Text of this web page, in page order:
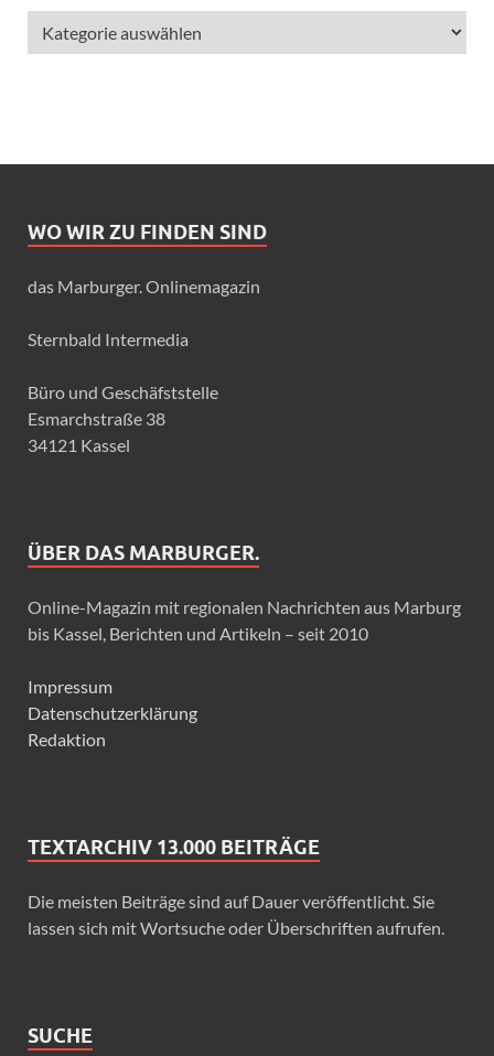
WO WIR ZU FINDEN SIND
das Marburger. Onlinemagazin
Sternbald Intermedia
Büro und Geschäfststelle
Esmarchstraße 38
34121 Kassel
ÜBER DAS MARBURGER.
Online-Magazin mit regionalen Nachrichten aus Marburg
bis Kassel, Berichten und Artikeln – seit 2010
Impressum
Datenschutzerklärung
Redaktion
TEXTARCHIV 13.000 BEITRÄGE
Die meisten Beiträge sind auf Dauer veröffentlicht. Sie
lassen sich mit Wortsuche oder Überschriften aufrufen.
SUCHE